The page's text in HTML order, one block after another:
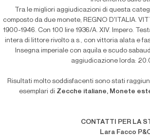
Tra le migliori aggiudicazioni di questa
composto da due monete, REGNO D'ITALIA.
1900-1946. Con 100 lire 1936/A. XIV. Impero.
intera di littore rivolto a s., con vittoria alata e
Insegna imperiale con aquila e scudo
aggiudicazione lorda:
Risultati molto soddisfacenti sono stati
esemplari di Zecche italiane, Monete
CONTATTI PER LA
Lara Facco